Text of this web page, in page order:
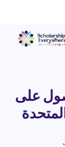
على